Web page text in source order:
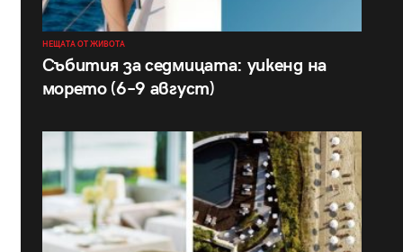
НЕЩАТА ОТ ЖИВОТА
Събития за седмицата: уикенд на
морето (6–9 август)